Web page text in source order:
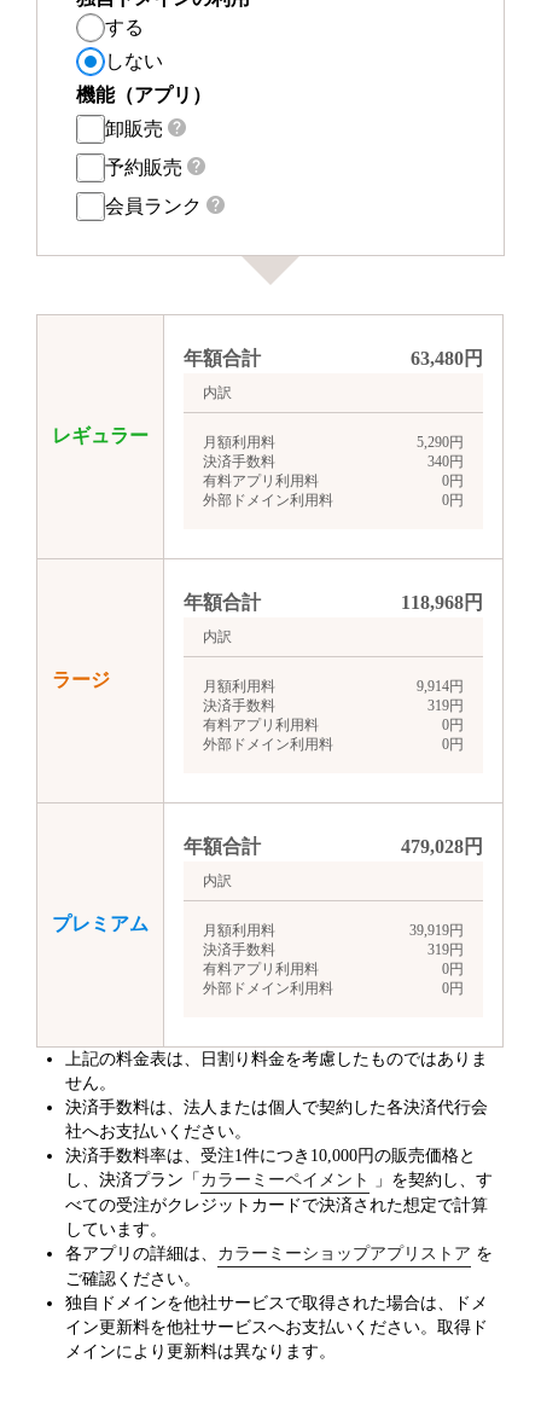
する
しない
機能（アプリ）
卸販売
予約販売
会員ランク
レギュラー
年額合計 63,480円
内訳
月額利用料 5,290円
決済手数料
340円
有料アプリ利用料
0円
外部ドメイン利用料
0円
ラージ
年額合計 118,968円
内訳
月額利用料 9,914円
決済手数料
319円
有料アプリ利用料
0円
外部ドメイン利用料
0円
プレミアム
年額合計 479,028円
内訳
月額利用料 39,919円
決済手数料
319円
有料アプリ利用料
0円
外部ドメイン利用料
0円
上記の料金表は、日割り料金を考慮したものではありま
せん。
決済手数料は、法人または個人で契約した各決済代行会
社へお支払いください。
決済手数料率は、受注1件につき10,000円の販売価格と
し、決済プラン「 カラーミーペイメント
」を契約し、す
べての受注がクレジットカードで決済された想定で計算
しています。
各アプリの詳細は、 カラーミーショップアプリストア を
ご確認ください。
独自ドメインを他社サービスで取得された場合は、ドメ
イン更新料を他社サービスへお支払いください。取得ド
メインにより更新料は異なります。